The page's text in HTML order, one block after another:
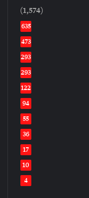
(1,574)
635
473
293
293
122
94
55
36
17
10
4